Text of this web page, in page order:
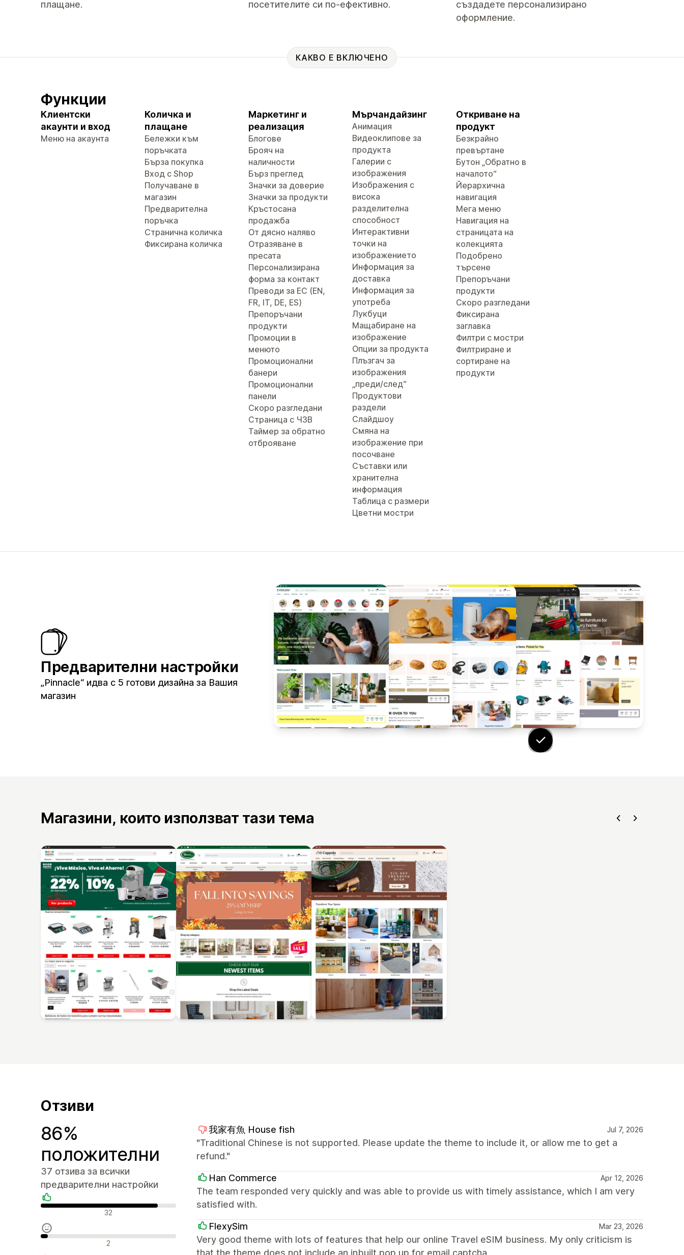
плащане.
посетителите си по-ефективно.
създадете персонализирано
оформление.
КАКВО Е ВКЛЮЧЕНО
Функции
Клиентски
акаунти и вход
Меню на акаунта
Количка и
плащане
Бележки към
поръчката
Бърза покупка
Вход с Shop
Получаване в
магазин
Предварителна
поръчка
Странична количка
Фиксирана количка
Маркетинг и
реализация
Блогове
Брояч на
наличности
Бърз преглед
Значки за доверие
Значки за продукти
Кръстосана
продажба
От дясно наляво
Отразяване в
пресата
Персонализирана
форма за контакт
Преводи за ЕС (EN,
FR, IT, DE, ES)
Препоръчани
продукти
Промоции в
менюто
Промоционални
банери
Промоционални
панели
Скоро разгледани
Страница с ЧЗВ
Таймер за обратно
отброяване
Мърчандайзинг
Анимация
Видеоклипове за
продукта
Галерии с
изображения
Изображения с
висока
разделителна
способност
Интерактивни
точки на
изображението
Информация за
доставка
Информация за
употреба
Лукбуци
Мащабиране на
изображение
Опции за продукта
Плъзгач за
изображения
„преди/след“
Продуктови
раздели
Слайдшоу
Смяна на
изображение при
посочване
Съставки или
хранителна
информация
Таблица с размери
Цветни мостри
Откриване на
продукт
Безкрайно
превъртане
Бутон „Обратно в
началото“
Йерархична
навигация
Мега меню
Навигация на
страницата на
колекцията
Подобрено
търсене
Препоръчани
продукти
Скоро разгледани
Фиксирана
заглавка
Филтри с мостри
Филтриране и
сортиране на
продукти
Предварителни настройки
„Pinnacle“ идва с 5 готови дизайна за Вашия
магазин
Магазини, които използват тази тема
Отзиви
86%
положителни
37 отзива за всички
предварителни настройки
Положителни отзиви
32
Неутрални отзиви
2
我家有魚 House fish Jul 7, 2026
"Traditional Chinese is not supported. Please update the theme to include it, or allow me to get a
refund."
Han Commerce Apr 12, 2026
The team responded very quickly and was able to provide us with timely assistance, which I am very
satisfied with.
FlexySim Mar 23, 2026
Very good theme with lots of features that help our online Travel eSIM business. My only criticism is
that the theme does not include an inbuilt pop up for email captcha.